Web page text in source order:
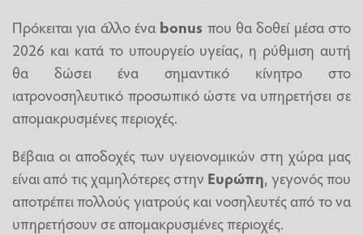
Πρόκειται για άλλο έναbonus που θα δοθεί μέσα στο
2026 και κατά το υπουργείο υγείας, η ρύθμιση αυτή
θα δώσει ένα σημαντικό κίνητρο στο
ιατρονοσηλευτικό προσωπικό ώστε να υπηρετήσει σε
απομακρυσμένες περιοχές.
Βέβαια οι αποδοχές των υγειονομικών στη χώρα μας
είναι από τις χαμηλότερες στην Ευρώπη, γεγονός που
αποτρέπει πολλούς γιατρούς και νοσηλευτές από το να
υπηρετήσουν σε απομακρυσμένες περιοχές.